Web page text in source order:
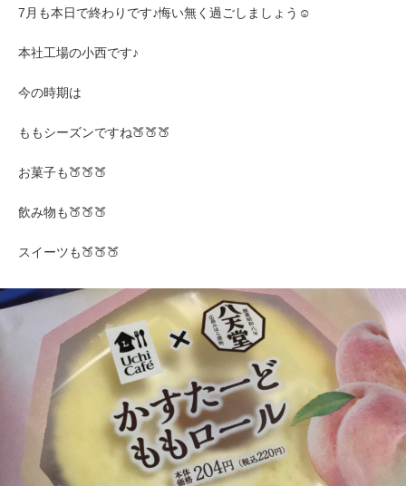
7月も本日で終わりです♪悔い無く過ごしましょう☺️
本社工場の小西です♪
今の時期は
ももシーズンですね🍑🍑🍑
お菓子も🍑🍑🍑
飲み物も🍑🍑🍑
スイーツも🍑🍑🍑